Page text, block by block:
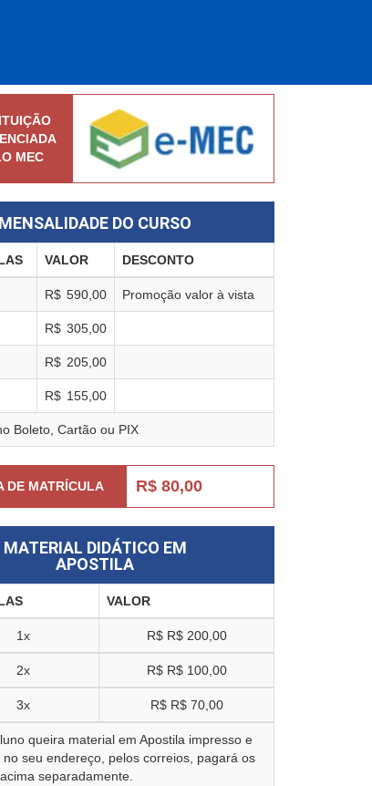
MEC
MENSALIDADE DO CURSO
VALOR DESCONTO
R$ 590,00 Promoção valor à vista
R$ 305,00
R$ 205,00
R$ 155,00
Boleto, Cartão ou PIX
DE MATRÍCULA R$ 80,00
MATERIAL DIDÁTICO EM
APOSTILA
VALOR
1x R$ R$ 200,00
2x R$ R$ 100,00
3x R$ R$ 70,00
queira material em Apostila impresso e
no seu endereço, pelos correios, pagará os
separadamente.